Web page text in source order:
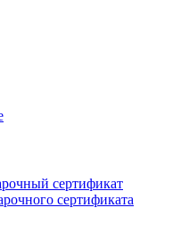
сертификат